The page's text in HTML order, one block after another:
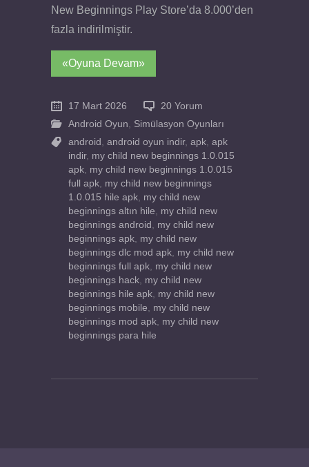
New Beginnings Play Store’da 8.000’den
fazla indirilmiştir.
«Oyuna Devam»
17 Mart 2026
20 Yorum
Android Oyun
Simülasyon Oyunları
android
android oyun indir, apk apk
indir, my child new beginnings 1.0.015
apk my child new beginnings 1.0.015
full apk my child new beginnings
1.0.015 hile apk my child new
beginnings altın hile
my child new
beginnings android
my child new
beginnings apk my child new
beginnings dlc mod apk my child new
beginnings full apk my child new
beginnings hack my child new
beginnings hile apk my child new
beginnings mobile
my child new
beginnings mod apk my child new
beginnings para hile